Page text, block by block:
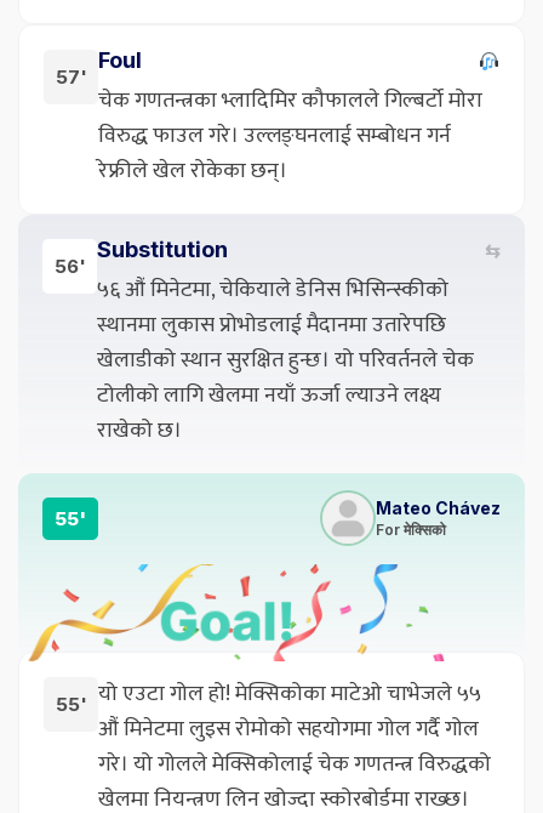
57'
Foul
चेक गणतन्त्रका भ्लादिमिर कौफालले गिल्बर्टो मोरा
विरुद्ध फाउल गरे। उल्लङ्घनलाई सम्बोधन गर्न
रेफ्रीले खेल रोकेका छन्।
56'
Substitution ⇆
५६ औं मिनेटमा, चेकियाले डेनिस भिसिन्स्कीको
स्थानमा लुकास प्रोभोडलाई मैदानमा उतारेपछि
खेलाडीको स्थान सुरक्षित हुन्छ। यो परिवर्तनले चेक
टोलीको लागि खेलमा नयाँ ऊर्जा ल्याउने लक्ष्य
राखेको छ।
55' Mateo Chávez
For मेक्सिको
55' यो एउटा गोल हो! मेक्सिकोका माटेओ चाभेजले ५५
औं मिनेटमा लुइस रोमोको सहयोगमा गोल गर्दै गोल
गरे। यो गोलले मेक्सिकोलाई चेक गणतन्त्र विरुद्धको
खेलमा नियन्त्रण लिन खोज्दा स्कोरबोर्डमा राख्छ।